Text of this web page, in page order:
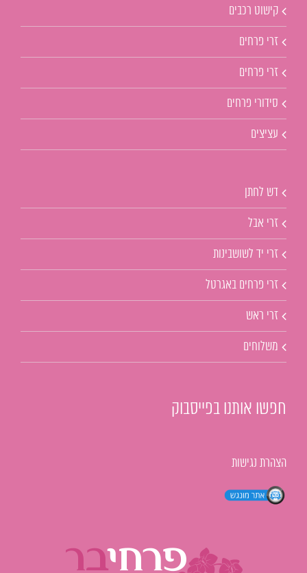
קישוט רכבים
זרי פרחים
זרי פרחים
סידורי פרחים
עציצים
דש לחתן
זרי אבל
זרי יד לשושבינות
זרי פרחים באגרטל
זרי ראש
משלוחים
חפשו אותנו בפייסבוק
הצהרת נגישות